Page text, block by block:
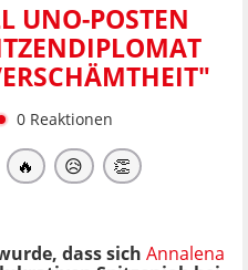
UNO-POSTEN
0 Reaktionen
🔥 😥 👏
dass sich Annalena